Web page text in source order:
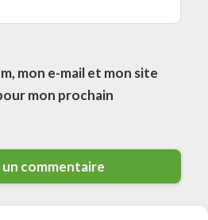
mon e-mail et mon site
mon prochain